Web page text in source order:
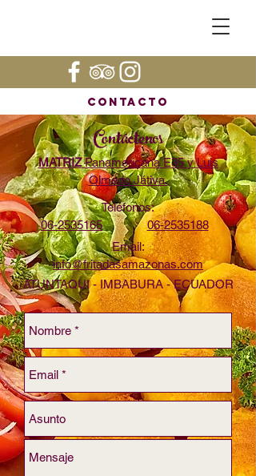
ContactO
Contáctenos
MATRIZPanamericana E35 y Luis
Olmedo Játiva.
Teléfonos:
06-2535165
06-2535188
Email:
info@fritadasamazonas.com
ATUNTAQUI - IMBABURA - ECUADOR